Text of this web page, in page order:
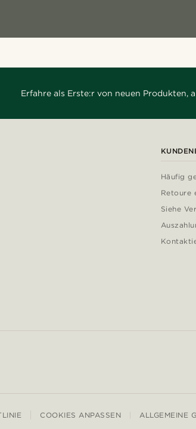
Erfahre als Erste:r von neuen Produkten,
Häufig
Retoure
Siehe
COOKIES ANPASSEN ALLGEMEINE